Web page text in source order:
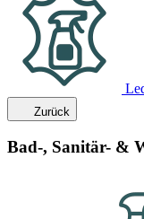
Zurück
Bad-, Sanitär- &